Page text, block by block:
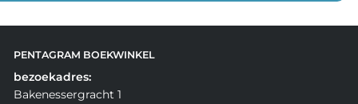
PENTAGRAM BOEKWINKEL
bezoekadres:
Bakenessergracht 1